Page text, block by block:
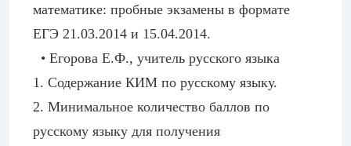
математике: пробные экзамены в формате
ЕГЭ 21.03.2014 и 15.04.2014.
• Егорова Е.Ф., учитель русского языка
1. Содержание КИМ по русскому языку.
2. Минимальное количество баллов по
русскому языку для получения